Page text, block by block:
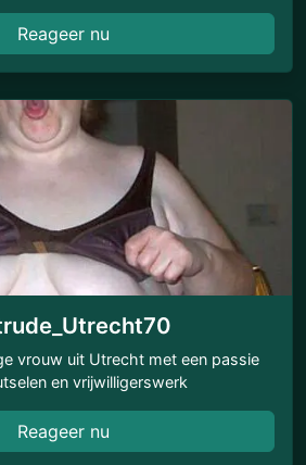
Reageer nu
vrouw uit Utrecht met een passie
en vrijwilligerswerk
Reageer nu